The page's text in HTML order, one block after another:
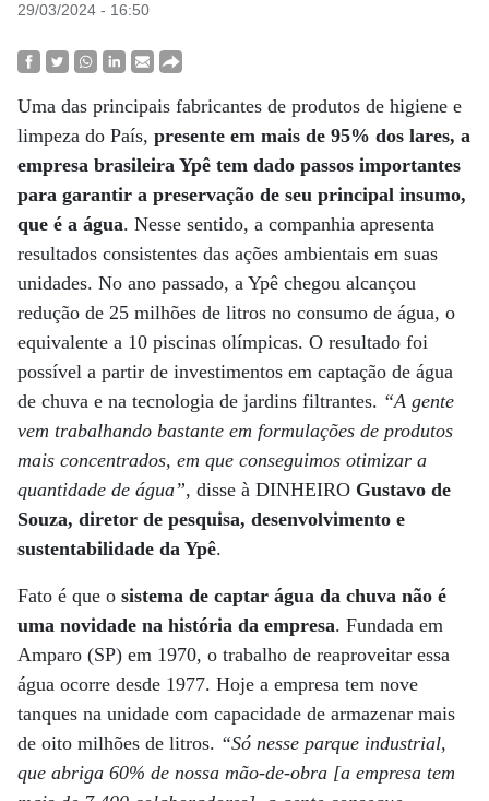
29/03/2024 - 16:50
Uma das principais fabricantes de produtos de higiene e
limpeza do País, presente em mais de 95% dos lares, a
empresa brasileira Ypê tem dado passos importantes
para garantir a preservação de seu principal insumo,
que é a água. Nesse sentido, a companhia apresenta
resultados consistentes das ações ambientais em suas
unidades. No ano passado, a Ypê chegou alcançou
redução de 25 milhões de litros no consumo de água, o
equivalente a 10 piscinas olímpicas. O resultado foi
possível a partir de investimentos em captação de água
de chuva e na tecnologia de jardins filtrantes. “A gente
vem trabalhando bastante em formulações de produtos
mais concentrados, em que conseguimos otimizar a
quantidade de água”, disse à DINHEIRO Gustavo de
Souza, diretor de pesquisa, desenvolvimento e
sustentabilidade da Ypê.
Fato é que o sistema de captar água da chuva não é
uma novidade na história da empresa. Fundada em
Amparo (SP) em 1970, o trabalho de reaproveitar essa
água ocorre desde 1977. Hoje a empresa tem nove
tanques na unidade com capacidade de armazenar mais
de oito milhões de litros. “Só nesse parque industrial,
que abriga 60% de nossa mão-de-obra [a empresa tem